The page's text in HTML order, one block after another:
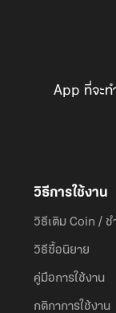
App ที่จะท
วิธีการใช้งาน
วิธีเติม Coin / ช
วิธีซื้อนิยาย
คู่มือการใช้งาน
กติกาการใช้งาน